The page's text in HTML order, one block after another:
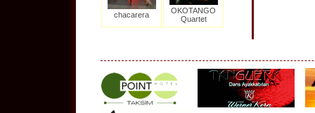
chacarera
OKOTANGO
Quartet